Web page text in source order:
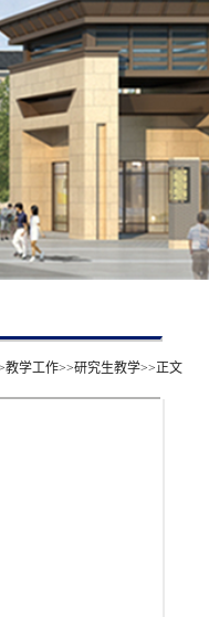
教学工作>>研究生教学>>正文